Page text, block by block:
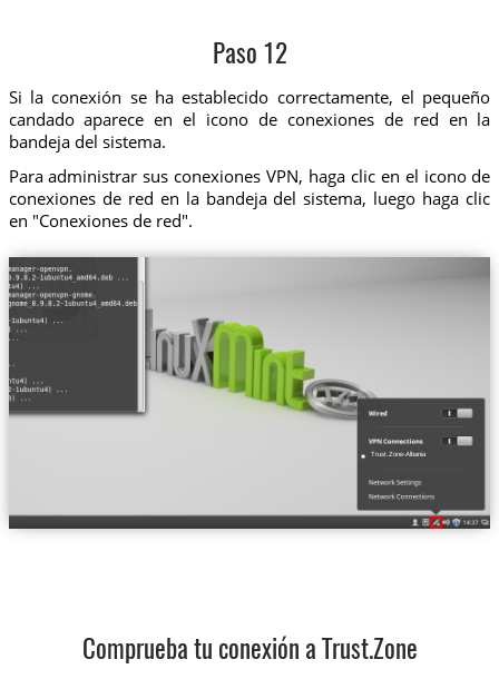
Paso 12
Si la conexión se ha establecido correctamente, el pequeño
candado aparece en el icono de conexiones de red en la
bandeja del sistema.
Para administrar sus conexiones VPN, haga clic en el icono de
conexiones de red en la bandeja del sistema, luego haga clic
en "Conexiones de red".
Trust.Zone-Albania
Comprueba tu conexión a Trust.Zone